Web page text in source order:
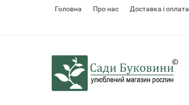
Головна Про нас Доставка і оплата